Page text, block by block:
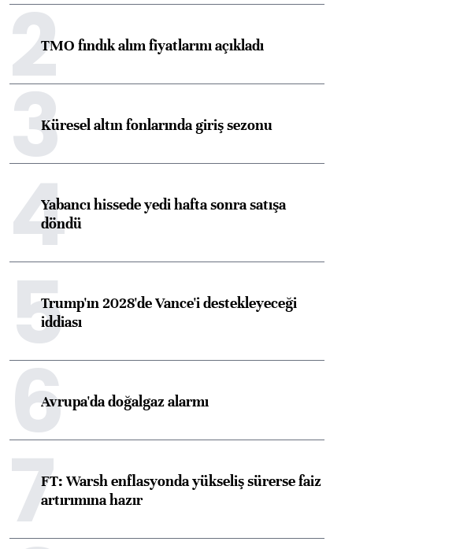
2TMO fındık alım fiyatlarını açıkladı
3Küresel altın fonlarında giriş sezonu
4Yabancı hissede yedi hafta sonra satışa
döndü
5Trump'ın 2028'de Vance'i destekleyeceği
iddiası
6Avrupa'da doğalgaz alarmı
7FT: Warsh enflasyonda yükseliş sürerse faiz
artırımına hazır